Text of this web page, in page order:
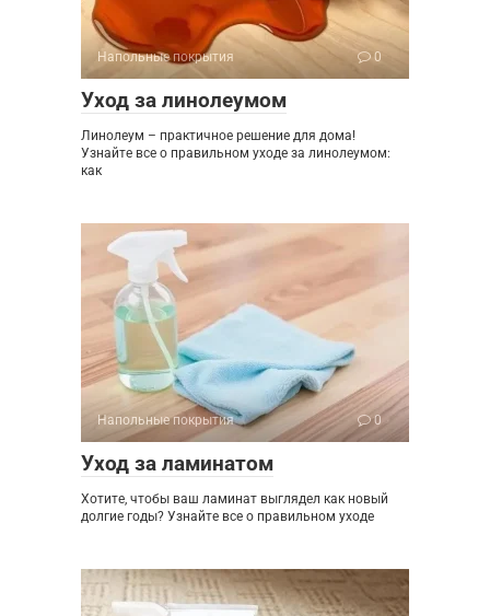
Напольные покрытия 0
Уход за линолеумом
Линолеум – практичное решение для дома!
Узнайте все о правильном уходе за линолеумом:
как
Напольные покрытия 0
Уход за ламинатом
Хотите, чтобы ваш ламинат выглядел как новый
долгие годы? Узнайте все о правильном уходе